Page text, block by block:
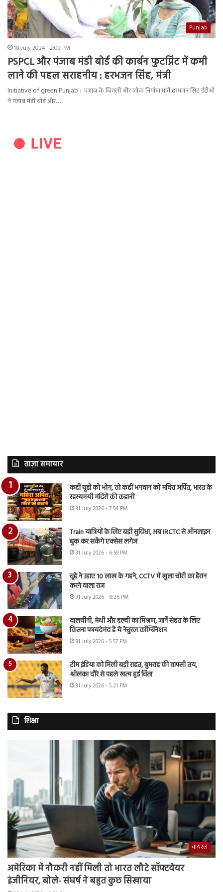
Punjab
18 July 2024 - 2:03 PM
PSPCL और पंजाब मंडी बोर्ड की कार्बन फुटप्रिंट में कमी
लाने की पहल सराहनीय : हरभजन सिंह, मंत्री
Initiative of green Punjab : पंजाब के बिजली और लोक निर्माण मंत्री हरभजन सिंह ईटीओ
ने पंजाब मंडी बोर्ड और…
ताज़ा समाचार
कहीं चूहों को भोग, तो कहीं भगवान को मदिरा अर्पित, भारत के
रहस्यमयी मंदिरों की कहानी
31 July 2026 - 7:54 PM
Train यात्रियों के लिए बड़ी सुविधा, अब IRCTC से ऑनलाइन
बुक कर सकेंगे एक्सेस लगेज
31 July 2026 - 6:59 PM
चूहे ने उड़ाए 10 लाख के गहने, CCTV में खुला चोरी का हैरान
करने वाला राज
31 July 2026 - 6:26 PM
दालचीनी, मेथी और हल्दी का मिश्रण, जानें सेहत के लिए
कितना फायदेमंद है ये नेचुरल कॉम्बिनेशन
31 July 2026 - 5:57 PM
टीम इंडिया को मिली बड़ी राहत, बुमराह की वापसी तय,
श्रीलंका दौरे से पहले खत्म हुई चिंता
31 July 2026 - 5:21 PM
शिक्षा
वायरल
अमेरिका में नौकरी नहीं मिली तो भारत लौटे सॉफ्टवेयर
इंजीनियर, बोले- संघर्ष ने बहुत कुछ सिखाया